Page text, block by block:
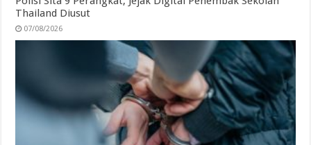
Thailand Diusut
07/08/2026